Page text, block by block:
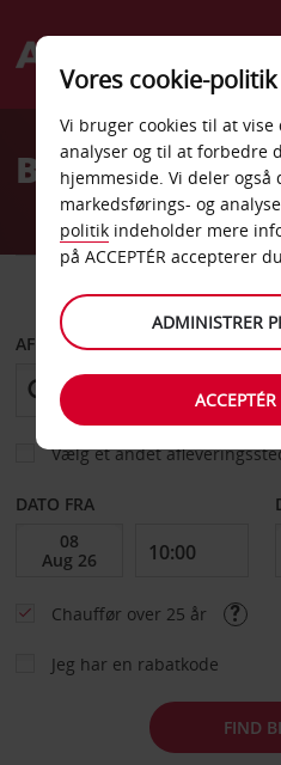
Welcome
AvisBilleje
AFHENT FRA
Vælg et andet
DATO FRA
Chauffør over 25 år
Jeg har en rabatkode
FIND
Vores cookie-politik
Vi bruger cookies til at
analyser og til at forbedre
hjemmeside. Vi deler
markedsførings- og
politik indeholder mere
på ACCEPTÉR accepterer
ADMINISTRER